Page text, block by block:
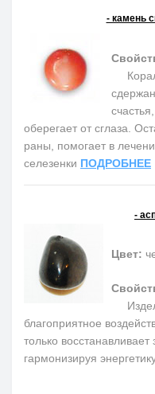
- камень
оберегает от сглаза.
раны, помогает в
селезенки ПОДРОБНЕЕ
-
Цвет:
благоприятное
только
гармонизируя